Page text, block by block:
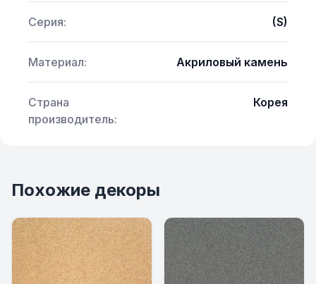
Серия: (S)
Материал: Акриловый камень
Страна
производитель:
Корея
Похожие декоры